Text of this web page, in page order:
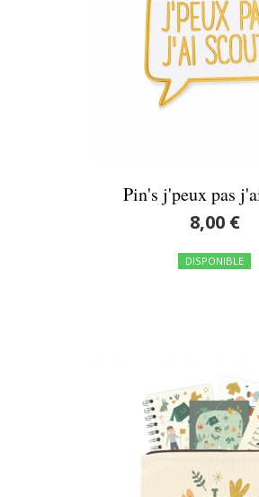
Pin's j'peux pas
8,00 €
DISPONIBLE